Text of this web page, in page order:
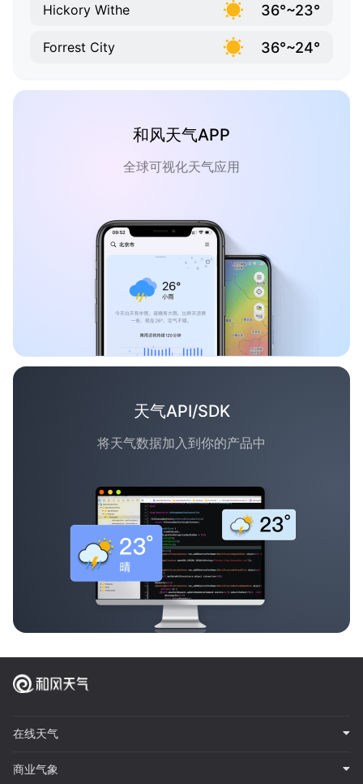
Hickory Withe 36°~23°
Forrest City 36°~24°
和风天气APP
全球可视化天气应用
天气API/SDK
将天气数据加入到你的产品中
在线天气
商业气象